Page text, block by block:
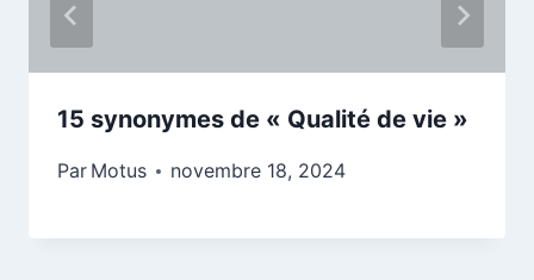
15 synonymes de « Qualité de vie »
Par Motus novembre 18, 2024